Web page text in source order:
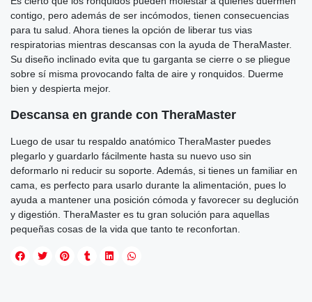
contigo, pero además de ser incómodos, tienen consecuencias
para tu salud. Ahora tienes la opción de liberar tus vias
respiratorias mientras descansas con la ayuda de TheraMaster.
Su diseño inclinado evita que tu garganta se cierre o se pliegue
sobre sí misma provocando falta de aire y ronquidos. Duerme
bien y despierta mejor.
Descansa en grande con TheraMaster
Luego de usar tu respaldo anatómico TheraMaster puedes
plegarlo y guardarlo fácilmente hasta su nuevo uso sin
deformarlo ni reducir su soporte. Además, si tienes un familiar en
cama, es perfecto para usarlo durante la alimentación, pues lo
ayuda a mantener una posición cómoda y favorecer su deglución
y digestión. TheraMaster es tu gran solución para aquellas
pequeñas cosas de la vida que tanto te reconfortan.